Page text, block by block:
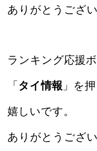
ありがとうござい
ランキング応援
「 タイ情報 」を
嬉しいです。
ありがとうござい